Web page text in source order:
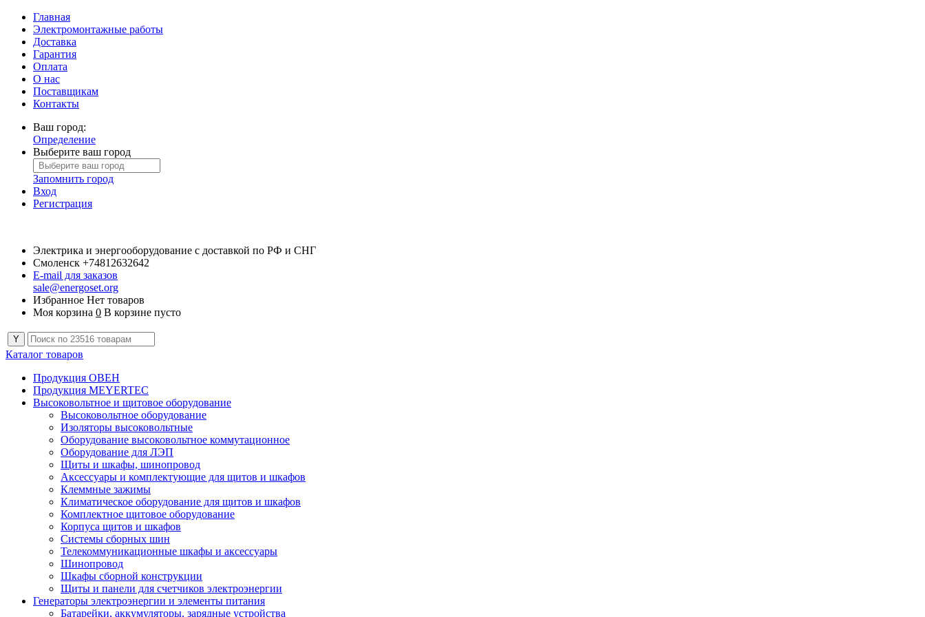
Главная
Электромонтажные работы
Доставка
Гарантия
Оплата
О нас
Поставщикам
Контакты
Ваш город:
Определение
Выберите ваш город
Запомнить город
Вход
Регистрация
Электрика и энергооборудование с доставкой по РФ и СНГ
Смоленск +74812632642
E-mail для заказов
sale@energoset.org
Избранное Нет товаров
Моя корзина 0 В корзине пусто
Каталог товаров
Продукция ОВЕН
Продукция MEYERTEC
Высоковольтное и щитовое оборудование
Высоковольтное оборудование
Изоляторы высоковольтные
Оборудование высоковольтное коммутационное
Оборудование для ЛЭП
Щиты и шкафы, шинопровод
Аксессуары и комплектующие для щитов и шкафов
Клеммные зажимы
Климатическое оборудование для щитов и шкафов
Комплектное щитовое оборудование
Корпуса щитов и шкафов
Системы сборных шин
Телекоммуникационные шкафы и аксессуары
Шинопровод
Шкафы сборной конструкции
Щиты и панели для счетчиков электроэнергии
Генераторы электроэнергии и элементы питания
Батарейки, аккумуляторы, зарядные устройства